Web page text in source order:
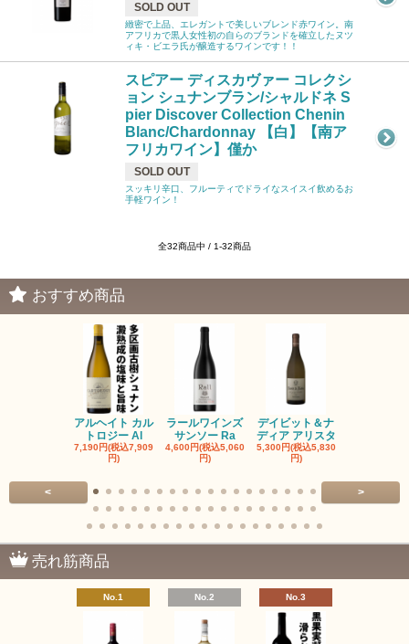
SOLD OUT
緻密で上品、エレガントで美しいブレンド赤ワイン。南
アフリカで黒人女性初の自らのブランドを確立したヌツ
ィキ・ビエラ氏が醸造するワインです！！
スピアー ディスカヴァー コレクシ
ョン シュナンブラン/シャルドネ S
pier Discover Collection Chenin
Blanc/Chardonnay 【白】【南ア
フリカワイン】僅か
SOLD OUT
スッキリ辛口、フルーティでドライなスイスイ飲めるお
手軽ワイン！
全32商品中 / 1-32商品
おすすめ商品
アルヘイト カル
トロジー Al
7,190円(税込7,909
円)
ラールワインズ
サンソー Ra
4,600円(税込5,060
円)
デイビット＆ナ
ディア アリスタ
5,300円(税込5,830
円)
< >
売れ筋商品
No.1 No.2 No.3